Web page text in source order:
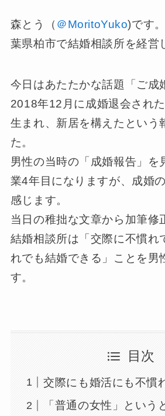
森とう（ ＠MoritoYuko)です
葉県柏市で結婚相談所を経営
今日はあたたかな話題「ご成
2018年12月に成婚退会され
生まれ、新居を構えたという
た。
男性の当時の「成婚報告」を
業4年目になりますが、成婚
感じます。
当日の稚拙な文章から加筆修
結婚相談所は「交際に不慣れ
れでも結婚できる」ことを男
す。
目次
交際にも婚活にも不慣
「普通の女性」という